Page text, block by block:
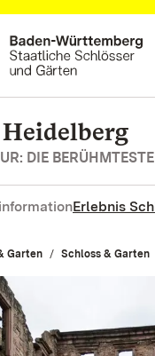
DIE
Erlebnis
Garten Schloss & Garten